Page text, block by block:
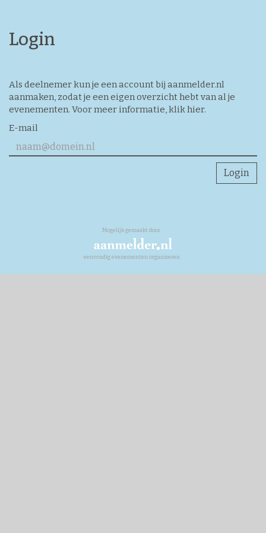
Login
Als deelnemer kun je een account bij aanmelder.nl
aanmaken, zodat je een eigen overzicht hebt van al je
evenementen. Voor meer informatie,klik hier.
E-mail
Login
Mogelijk gemaakt door
eenvoudig evenementen organiseren